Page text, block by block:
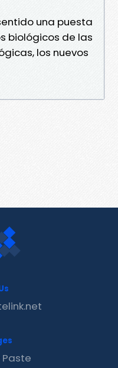
una puesta
biológicos de las
los nuevos